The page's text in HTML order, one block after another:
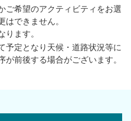
ご希望のアクティビティをお選
はできません。
ります。
予定となり天候・道路状況等に
前後する場合がございます。